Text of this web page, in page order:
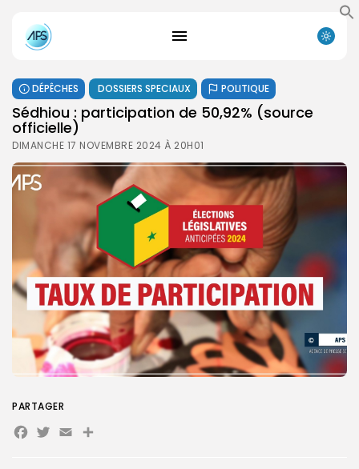
Search
Search
DÉPÊCHES DOSSIERS SPECIAUX POLITIQUE
Sédhiou : participation de 50,92% (source
officielle)
DIMANCHE 17 NOVEMBRE 2024 À 20H01
PARTAGER
Facebook
Twitter
EmailPartager